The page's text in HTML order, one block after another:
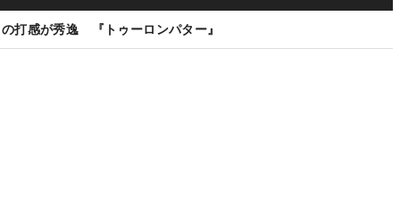
打感が秀逸 『トゥーロンパター』